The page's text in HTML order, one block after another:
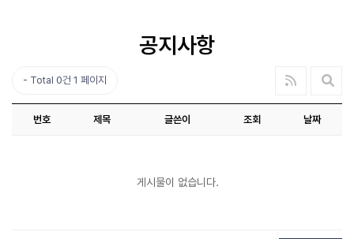
공지사항
Total 0건 1 페이지
번호 제목 글쓴이 조회 날짜
게시물이 없습니다.